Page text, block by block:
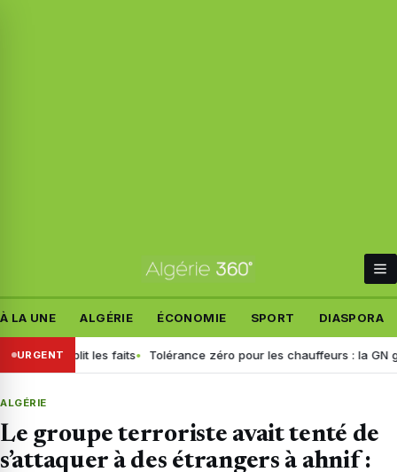
À LA UNE ALGÉRIE ÉCONOMIE SPORT DIASPORA
URGENT
rétablit les faits Tolérance zéro pour les chauffeurs : la GN
ALGÉRIE
Le groupe terroriste avait tenté de
s’attaquer à des étrangers à ahnif :